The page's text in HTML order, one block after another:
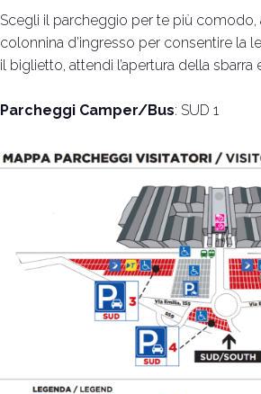
Vuoi partecipare?
Scegli il parcheggio per te più comodo,
colonnina d’ingresso per consentire la
il biglietto, attendi l’apertura della sbarra
Parcheggi Camper/Bus: SUD 1